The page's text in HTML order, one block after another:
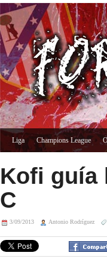
Liga Champions League
Kofi guía
C
3/09/2013 Antonio Rodríguez